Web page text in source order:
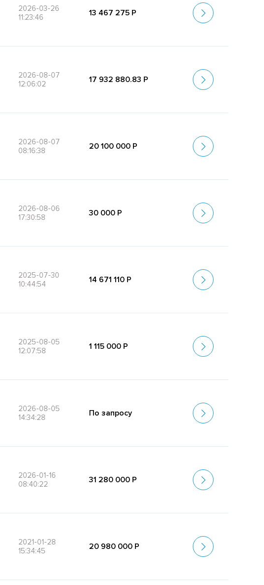
2026-03-26
11:23:46
13 467 275 Р
2026-08-07
12:06:02
17 932 880.83 Р
2026-08-07
08:16:38
20 100 000 Р
2026-08-06
17:30:58
30 000 Р
2025-07-30
10:44:54
14 671 110 Р
2025-08-05
12:07:58
1 115 000 Р
2026-08-05
14:34:28
По запросу
2026-01-16
08:40:22
31 280 000 Р
2021-01-28
15:34:45
20 980 000 Р